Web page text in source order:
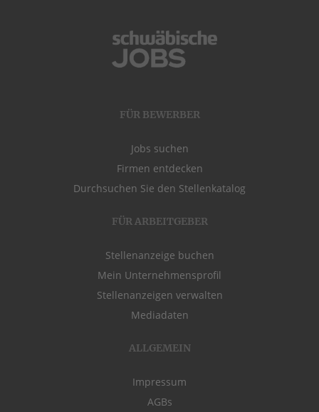
FÜR BEWERBER
Jobs suchen
Firmen entdecken
Durchsuchen Sie den Stellenkatalog
FÜR ARBEITGEBER
Stellenanzeige buchen
Mein Unternehmensprofil
Stellenanzeigen verwalten
Mediadaten
ALLGEMEIN
Impressum
AGBs